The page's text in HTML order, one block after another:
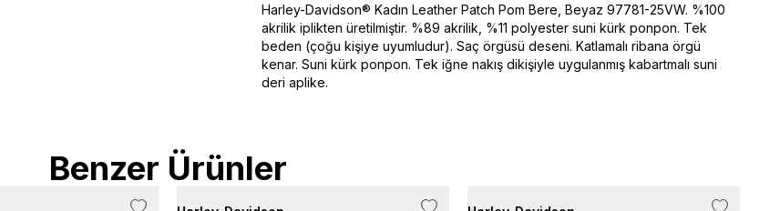
Harley-Davidson® Kadın Leather Patch Pom Bere, Beyaz 97781-25VW. %100
akrilik iplikten üretilmiştir. %89 akrilik, %11 polyester suni kürk ponpon. Tek
beden (çoğu kişiye uyumludur). Saç örgüsü deseni. Katlamalı ribana örgü
kenar. Suni kürk ponpon. Tek iğne nakış dikişiyle uygulanmış kabartmalı suni
deri aplike.
Benzer Ürünler